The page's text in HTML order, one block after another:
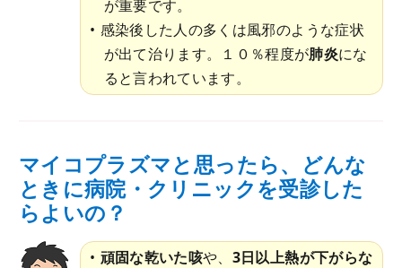
が重要です。
感染後した人の多くは風邪のような症状
が出て治ります。１０％程度が肺炎にな
ると言われています。
マイコプラズマと思ったら、どんな
ときに病院・クリニックを受診した
らよいの？
頑固な乾いた咳や、 3日以上熱が下がらな